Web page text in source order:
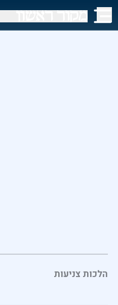
הלכות צניעות